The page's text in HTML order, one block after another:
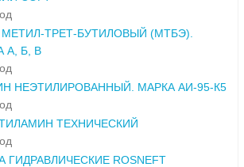
ТРЕТ-БУТИЛОВЫЙ (МТБЭ).
А, Б, В
НЕЭТИЛИРОВАННЫЙ. МАРКА АИ-95-К5
ТЕХНИЧЕСКИЙ
ГИДРАВЛИЧЕСКИЕ ROSNEFT